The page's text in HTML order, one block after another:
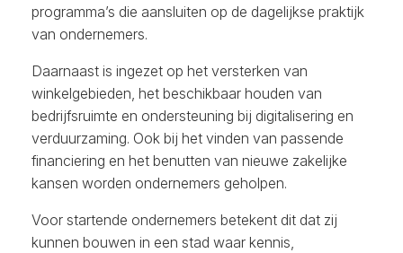
programma’s die aansluiten op de dagelijkse praktijk
van ondernemers.
Daarnaast is ingezet op het versterken van
winkelgebieden, het beschikbaar houden van
bedrijfsruimte en ondersteuning bij digitalisering en
verduurzaming. Ook bij het vinden van passende
financiering en het benutten van nieuwe zakelijke
kansen worden ondernemers geholpen.
Voor startende ondernemers betekent dit dat zij
kunnen bouwen in een stad waar kennis,